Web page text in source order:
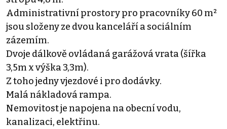
Administrativní prostory pro pracovníky 60 m²
jsou složeny ze dvou kanceláří a sociálním
zázemím.
Dvoje dálkově ovládaná garážová vrata (šířka
3,5m x výška 3,3m).
Z toho jedny vjezdové i pro dodávky.
Malá nákladová rampa.
Nemovitost je napojena na obecní vodu,
kanalizaci, elektřinu.